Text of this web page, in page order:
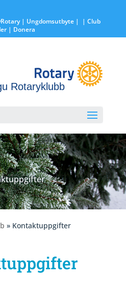
| Ungdomsutbyte|
| Club
| Donera
Rotaryklubb
» Kontaktuppgifter